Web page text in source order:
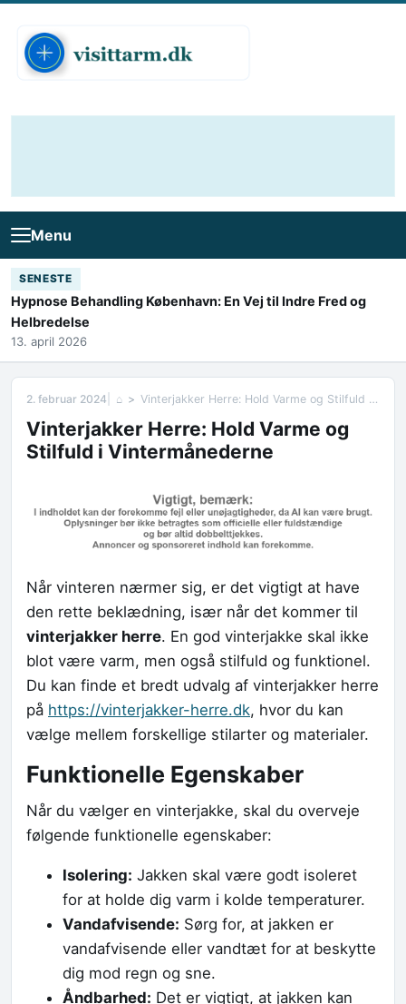
Menu
SENESTE
Hypnose Behandling København: En Vej til Indre Fred og
Helbredelse
13. april 2026
2. februar 2024 ⌂ Vinterjakker Herre: Hold Varme og Stilfuld i Vintermånederne
Vinterjakker Herre: Hold Varme og
Stilfuld i Vintermånederne
Når vinteren nærmer sig, er det vigtigt at have
den rette beklædning, især når det kommer til
vinterjakker herre. En god vinterjakke skal ikke
blot være varm, men også stilfuld og funktionel.
Du kan finde et bredt udvalg af vinterjakker herre
på https://vinterjakker-herre.dk, hvor du kan
vælge mellem forskellige stilarter og materialer.
Funktionelle Egenskaber
Når du vælger en vinterjakke, skal du overveje
følgende funktionelle egenskaber:
Isolering: Jakken skal være godt isoleret
for at holde dig varm i kolde temperaturer.
Vandafvisende: Sørg for, at jakken er
vandafvisende eller vandtæt for at beskytte
dig mod regn og sne.
Åndbarhed: Det er vigtigt, at jakken kan